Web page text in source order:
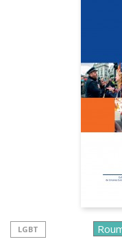
LGBT